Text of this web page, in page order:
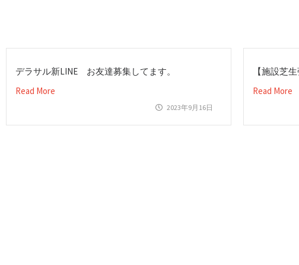
デラサル新LINE お友達募集してます。
Read More
2023年9月16日
【施設芝
Read More